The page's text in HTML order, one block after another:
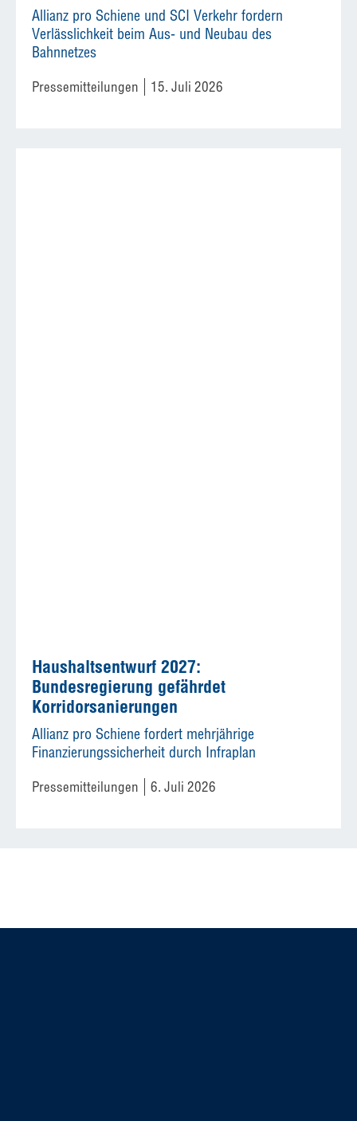
Allianz pro Schiene und SCI Verkehr fordern
Verlässlichkeit beim Aus- und Neubau des
Bahnnetzes
Pressemitteilungen 15. Juli 2026
Haushaltsentwurf 2027:
Bundesregierung gefährdet
Korridorsanierungen
Allianz pro Schiene fordert mehrjährige
Finanzierungssicherheit durch Infraplan
Pressemitteilungen 6. Juli 2026